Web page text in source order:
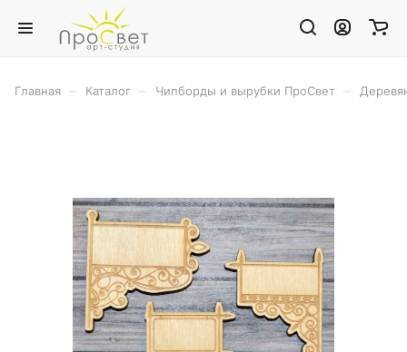
Главная Каталог Чипборды и вырубки ПроСвет